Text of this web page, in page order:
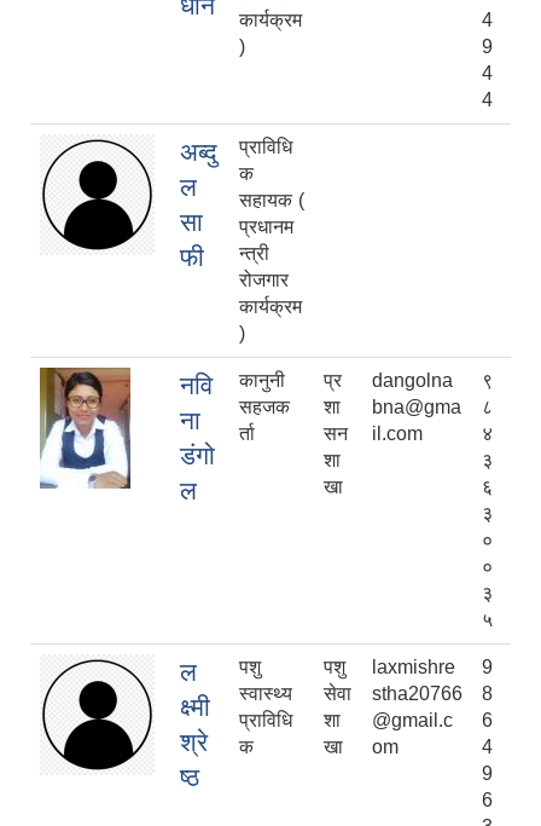
धान
कार्यक्रम
)
4
9
4
4
अब्दु
ल
सा
फी
प्राविधि
क
सहायक (
प्रधानम
न्त्री
रोजगार
कार्यक्रम
)
नवि
ना
डंगो
ल
कानुनी
सहजक
र्ता
प्र
शा
सन
शा
खा
dangolna
bna@gma
il.com
९
८
४
३
६
३
०
०
३
५
ल
क्ष्मी
श्रे
ष्ठ
पशु
स्वास्थ्य
प्राविधि
क
पशु
सेवा
शा
खा
laxmishre
stha20766
@gmail.c
om
9
8
6
4
9
6